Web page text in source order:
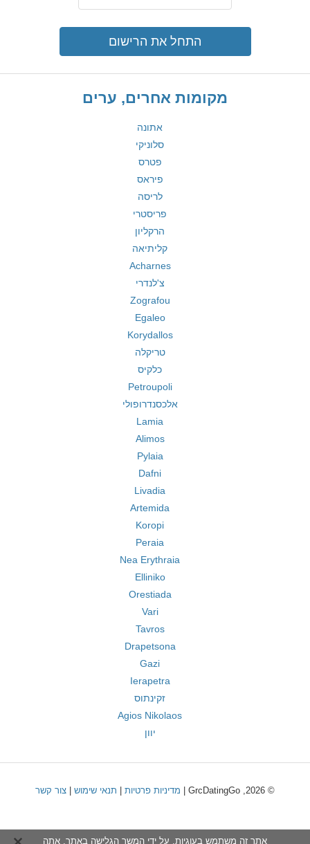
התחל את הרישום
מקומות אחרים, ערים
אתונה
סלוניקי
פטרס
פיראס
לריסה
פריסטרי
הרקליון
קליתיאה
Acharnes
צ'לנדרי
Zografou
Egaleo
Korydallos
טריקלה
כלקיס
Petroupoli
אלכסנדרופולי
Lamia
Alimos
Pylaia
Dafni
Livadia
Artemida
Koropi
Peraia
Nea Erythraia
Elliniko
Orestiada
Vari
Tavros
Drapetsona
Gazi
Ierapetra
זקינתוס
Agios Nikolaos
יוון
© 2026, GrcDatingGo | מדיניות פרטיות תנאי שימוש צור קשר
אתר זה משתמש בעוגיות. על ידי המשך הגלישה באתר, אתה